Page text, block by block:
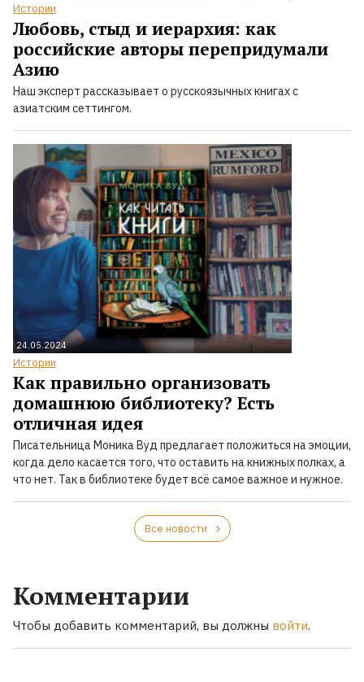
Истории
Любовь, стыд и иерархия: как
российские авторы перепридумали
Азию
Наш эксперт рассказывает о русскоязычных книгах с
азиатским сеттингом.
24.05.2024
Истории
Как правильно организовать
домашнюю библиотеку? Есть
отличная идея
Писательница Моника Вуд предлагает положиться на эмоции,
когда дело касается того, что оставить на книжных полках, а
что нет. Так в библиотеке будет всё самое важное и нужное.
Все новости
Комментарии
Чтобы добавить комментарий, вы должны войти.